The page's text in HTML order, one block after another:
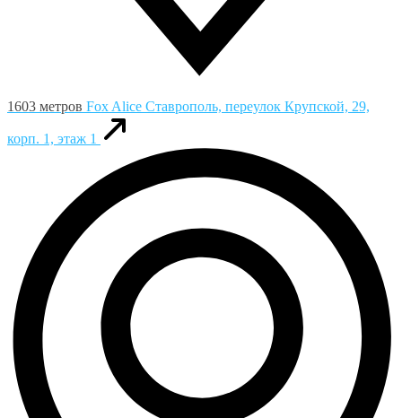
1603 метров Fox Alice Ставрополь, переулок Крупской, 29,
корп. 1, этаж 1